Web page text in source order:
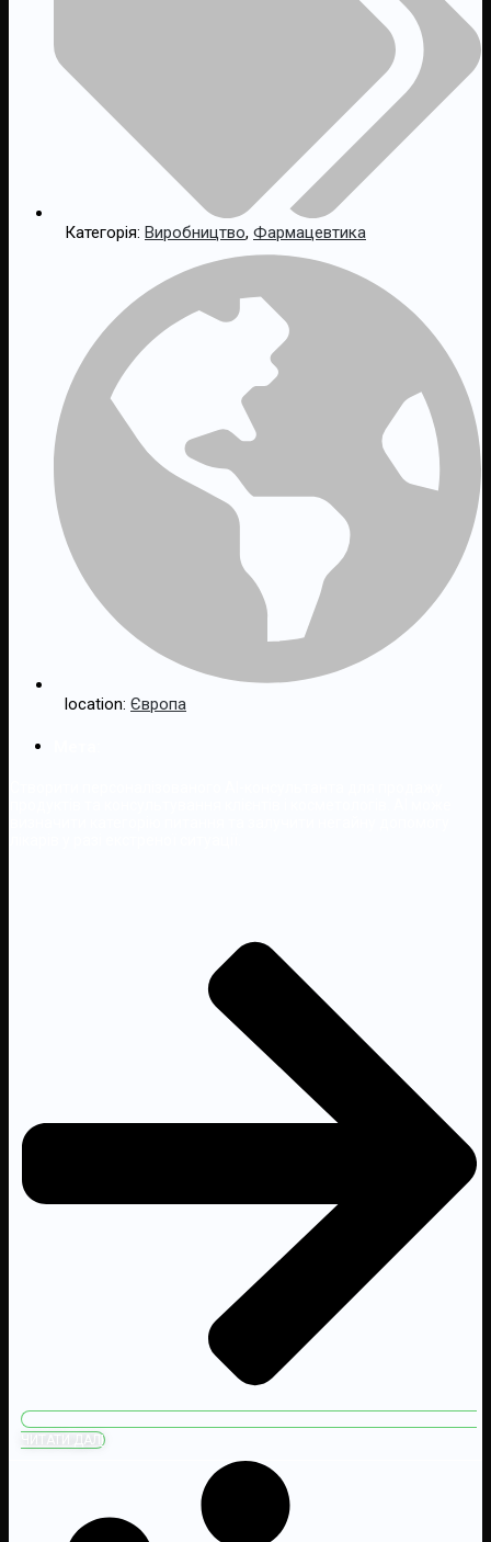
Категорія: Виробництво, Фармацевтика
location: Європа
ЧИТАТИ ДАЛІ